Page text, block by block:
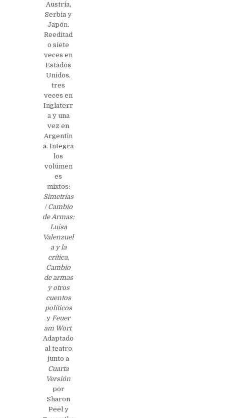
Austria,
Serbia y
Japón.
Reeditad
o siete
veces en
Estados
Unidos,
tres
veces en
Inglaterr
a y una
vez en
Argentin
a. Integra
los
volúmen
es
mixtos:
Simetrías
/ Cambio
de Armas:
Luisa
Valenzuel
a y la
crítica,
Cambio
de armas
y otros
cuentos
políticos
y Feuer
am Wort.
Adaptado
al teatro
junto a
Cuarta
Versión
por
Sharon
Peel y